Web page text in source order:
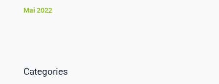
Mai 2022
Categories